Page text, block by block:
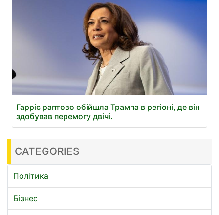
Гарріс раптово обійшла Трампа в регіоні, де він
здобував перемогу двічі.
CATEGORIES
Політика
Бізнес